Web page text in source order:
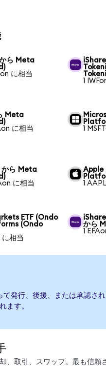
ら Meta
に相当
1
Meta
に相当
1
ら Meta
に相当
Apple
1
ETF (Ondo
(Ondo
に相当
から
1
発行、後援、または承認さ
ます。
、取引、スワップ。最も信頼